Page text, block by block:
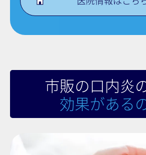
市販の口内炎
効果がある